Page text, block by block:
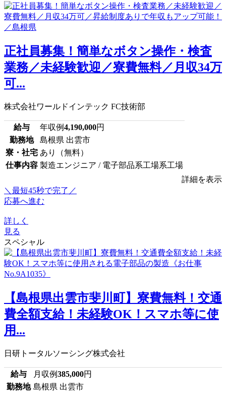
正社員募集！簡単なボタン操作・検査
業務／未経験歓迎／寮費無料／月収34万
可...
株式会社ワールドインテック FC技術部
給与 年収例4,190,000円
勤務地
島根県 出雲市
寮・社宅 あり（無料）
仕事内容 製造エンジニア / 電子部品系工場系工場
詳細を表示
＼最短45秒で完了／
応募へ進む
詳しく
見る
スペシャル
【島根県出雲市斐川町】寮費無料！交通
費全額支給！未経験OK！スマホ等に使
用...
日研トータルソーシング株式会社
給与 月収例385,000円
勤務地 島根県 出雲市